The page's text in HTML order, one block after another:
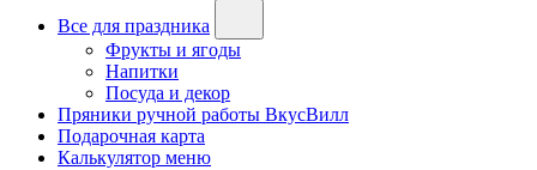
Все для праздника
Фрукты и ягоды
Напитки
Посуда и декор
Пряники ручной работы ВкусВилл
Подарочная карта
Калькулятор меню